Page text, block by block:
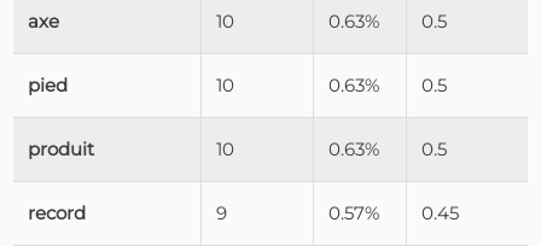
axe 10 0.63% 0.5
pied 10 0.63% 0.5
produit 10 0.63% 0.5
record 9 0.57% 0.45